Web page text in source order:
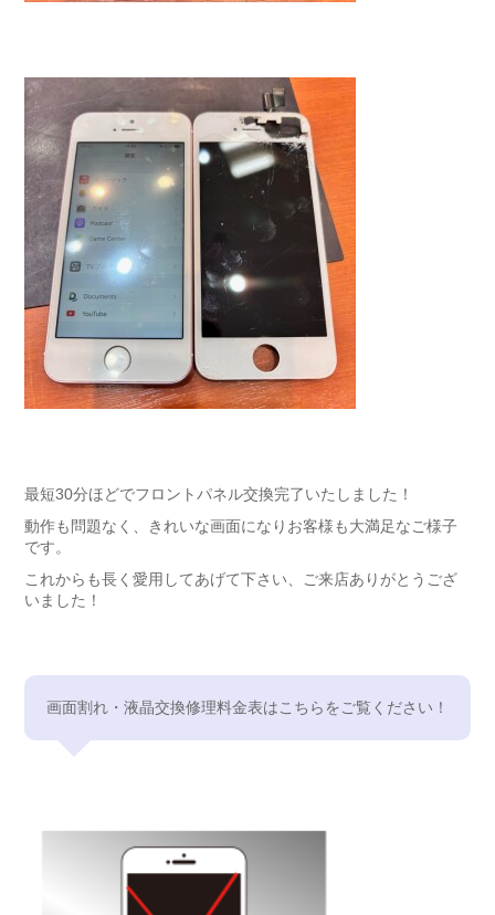
最短30分ほどでフロントパネル交換完了いたしました！
動作も問題なく、きれいな画面になりお客様も大満足なご様子
です。
これからも長く愛用してあげて下さい、ご来店ありがとうござ
いました！
画面割れ・液晶交換修理料金表はこちらをご覧ください！